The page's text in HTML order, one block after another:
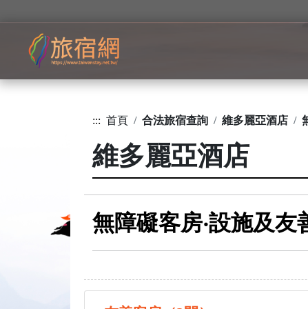
::: 首頁 合法旅宿查詢 維多麗亞酒店
維多麗亞酒店
無障礙客房‧設施及友